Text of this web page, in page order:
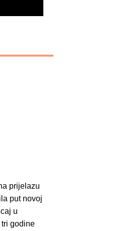
prijelazu
put novoj
u
godine